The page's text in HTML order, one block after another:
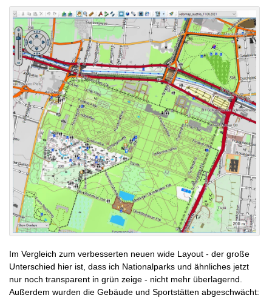
Im Vergleich zum verbesserten neuen wide Layout - der große
Unterschied hier ist, dass ich Nationalparks und ähnliches jetzt
nur noch transparent in grün zeige - nicht mehr überlagernd.
Außerdem wurden die Gebäude und Sportstätten abgeschwächt: